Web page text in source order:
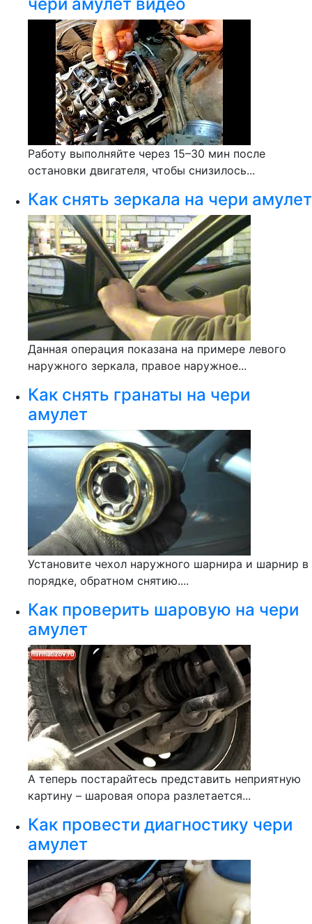
Работу выполняйте через 15–30 мин после
остановки двигателя, чтобы снизилось...
Как снять зеркала на чери амулет
Данная операция показана на примере левого
наружного зеркала, правое наружное...
Как снять гранаты на чери
амулет
Установите чехол наружного шарнира и шарнир в
порядке, обратном снятию....
Как проверить шаровую на чери
амулет
А теперь постарайтесь представить неприятную
картину – шаровая опора разлетается...
Как провести диагностику чери
амулет